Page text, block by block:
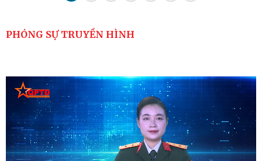
PHÓNG SỰ TRUYỀN HÌNH